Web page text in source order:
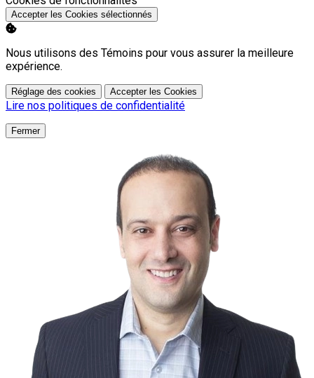
Accepter les Cookies sélectionnés
Nous utilisons des Témoins pour vous assurer la meilleure
expérience.
Réglage des cookies Accepter les Cookies
Lire nos politiques de confidentialité
Fermer